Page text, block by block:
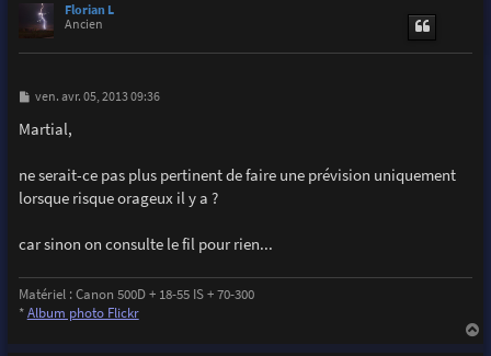
Florian L
Ancien
M
s
s
e
ven. avr. 05, 2013 09:36
Martial,
ne serait-ce pas plus pertinent de faire une prévision uniquement
lorsque risque orageux il y a ?
car sinon on consulte le fil pour rien...
Matériel : Canon 500D + 18-55 IS + 70-300
*Album photo Flickr